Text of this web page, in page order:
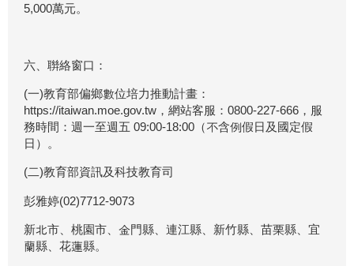
5,000萬元。
六、聨絡窗口：
(一)教育部偏鄉數位培力推動計畫：
https://itaiwan.moe.gov.tw，網站客服：0800-227-666，服
務時間：週一至週五 09:00-18:00（不含例假日及國定假
日）。
(二)教育部資訊及科技教育司
彭雅婷(02)7712-9073
新北市、桃園市、金門縣、連江縣、新竹縣、苗栗縣、宜
蘭縣、花蓮縣。